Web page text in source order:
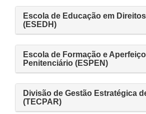
Escola de Educação em
(ESEDH)
Escola de Formação e
Penitenciário (ESPEN)
Divisão de Gestão Estratégica
(TECPAR)